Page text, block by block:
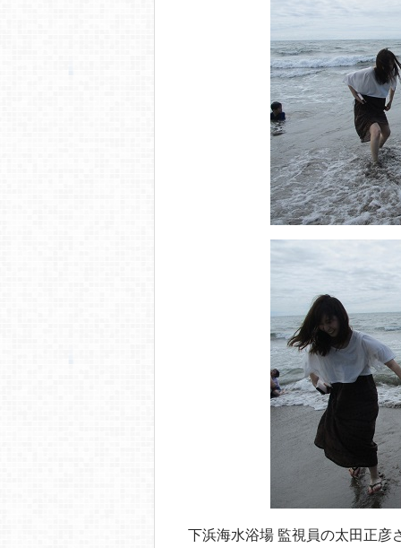
下浜海水浴場 監視員の太田正